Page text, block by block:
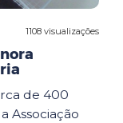
1108 visualizações
de 400
Associação